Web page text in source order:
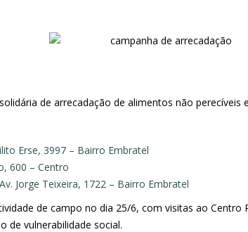
de arrecadação de alimentos não
Erse, 3997 – Bairro Embratel
600 – Centro
Jorge Teixeira, 1722 – Bairro Embratel
de campo no dia 25/6, com visitas ao
de vulnerabilidade social.